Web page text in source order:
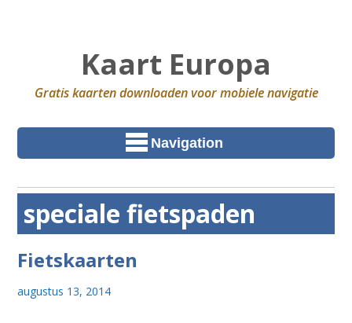
Kaart Europa
Gratis kaarten downloaden voor mobiele navigatie
Navigation
speciale fietspaden
Fietskaarten
augustus 13, 2014